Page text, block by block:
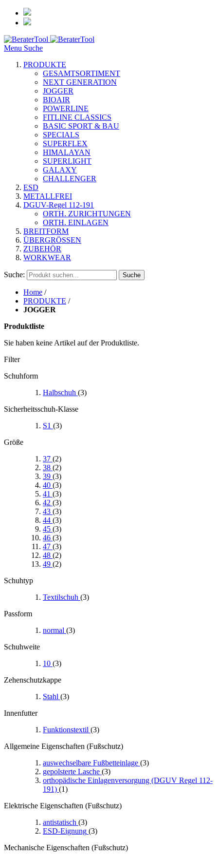
Menu Suche
PRODUKTE
GESAMTSORTIMENT
NEXT GENERATION
JOGGER
BIOAIR
POWERLINE
FITLINE CLASSICS
BASIC SPORT & BAU
SPECIALS
SUPERFLEX
HIMALAYAN
SUPERLIGHT
GALAXY
CHALLENGER
ESD
METALLFREI
DGUV-Regel 112-191
ORTH. ZURICHTUNGEN
ORTH. EINLAGEN
BREITFORM
ÜBERGRÖSSEN
ZUBEHÖR
WORKWEAR
Suche: Suche
Home /
PRODUKTE /
JOGGER
Produktliste
Sie haben keine Artikel auf der Produktliste.
Filter
Schuhform
Halbschuh (3)
Sicherheitsschuh-Klasse
S1 (3)
Größe
37 (2)
38 (2)
39 (3)
40 (3)
41 (3)
42 (3)
43 (3)
44 (3)
45 (3)
46 (3)
47 (3)
48 (2)
49 (2)
Schuhtyp
Textilschuh (3)
Passform
normal (3)
Schuhweite
10 (3)
Zehenschutzkappe
Stahl (3)
Innenfutter
Funktionstextil (3)
Allgemeine Eigenschaften (Fußschutz)
auswechselbare Fußbetteinlage (3)
gepolsterte Lasche (3)
orthopädische Einlagenversorgung (DGUV Regel 112-
191) (1)
Elektrische Eigenschaften (Fußschutz)
antistatisch (3)
ESD-Eignung (3)
Mechanische Eigenschaften (Fußschutz)